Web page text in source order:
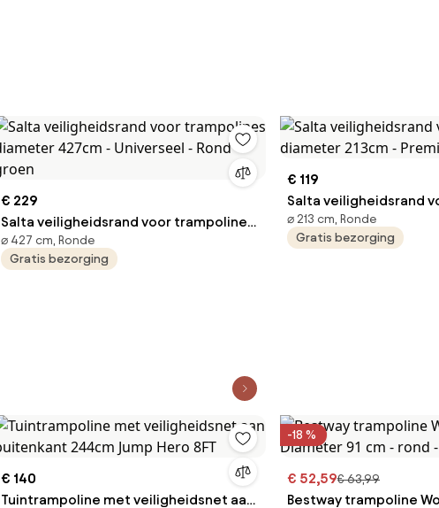
€ 229
Salta veiligheidsrand voor trampolines
diameter 427cm - Universeel - Rond -
groen
⌀ 427 cm, Ronde
Gratis bezorging
€ 119
Salta veiligheidsrand
diameter 213cm -
Edition
⌀ 213 cm, Ronde
Gratis bezorging
€ 140
Tuintrampoline met veiligheidsnet aan
-18 %
€ 52,59€ 63,99
Bestway trampoline